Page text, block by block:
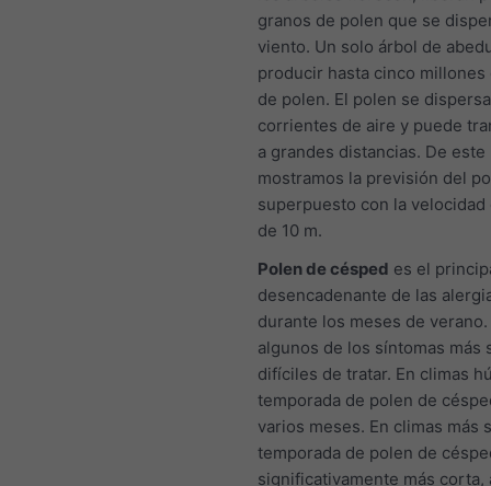
granos de polen que se
viento. Un solo árbol de
producir hasta cinco millones
de polen. El polen se
corrientes de aire y puede
a grandes distancias. De este
mostramos la previsión del
superpuesto con la
de 10 m.
Polen de césped es el
desencadenante de las
durante los meses de verano.
algunos de los síntomas más
difíciles de tratar. En climas
temporada de polen de
varios meses. En climas más
temporada de polen de
significativamente más corta,